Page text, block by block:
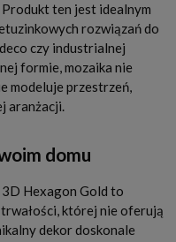
ten jest idealnym
rozwiązań do
czy industrialnej
formie, mozaika nie
modeluje przestrzeń,
aranżacji.
domu
Hexagon Gold to
której nie oferują
dekor doskonale